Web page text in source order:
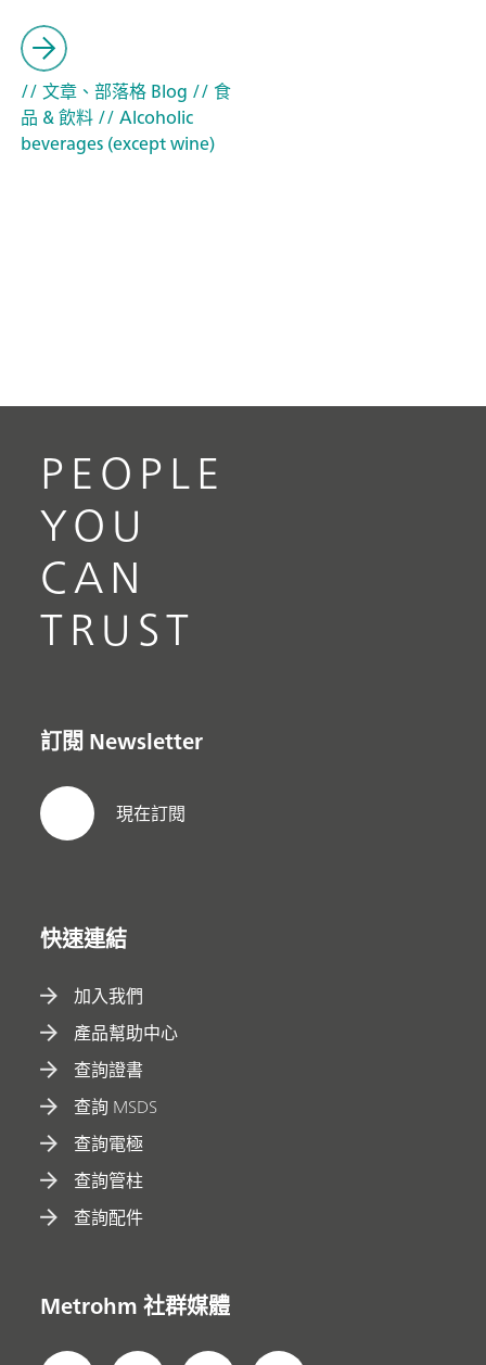
// 文章、部落格 Blog // 食
品 & 飲料// Alcoholic
beverages (except wine)
PEOPLE
YOU
CAN
TRUST
訂閱 Newsletter
現在訂閱
快速連結
加入我們
產品幫助中心
查詢證書
查詢 MSDS
查詢電極
查詢管柱
查詢配件
Metrohm 社群媒體